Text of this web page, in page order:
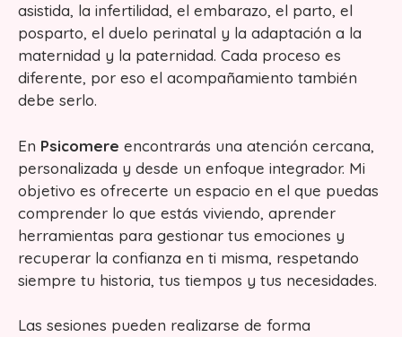
asistida, la infertilidad, el embarazo, el parto, el
posparto, el duelo perinatal y la adaptación a la
maternidad y la paternidad. Cada proceso es
diferente, por eso el acompañamiento también
debe serlo.
En Psicomere encontrarás una atención cercana,
personalizada y desde un enfoque integrador. Mi
objetivo es ofrecerte un espacio en el que puedas
comprender lo que estás viviendo, aprender
herramientas para gestionar tus emociones y
recuperar la confianza en ti misma, respetando
siempre tu historia, tus tiempos y tus necesidades.
Las sesiones pueden realizarse de forma